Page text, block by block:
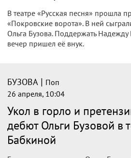
потеряла голос
Певица Ольга Бузова призналась,
накануне спектакля. Ее слова
словам артистки, очень хотела
БУЗОВА| Поп
Ольга Бузова
имидж
Певица Ольга Бузова кардинально